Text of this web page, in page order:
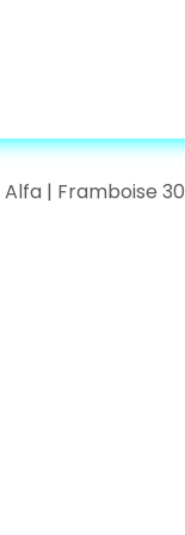
Alfa | Framboise 30